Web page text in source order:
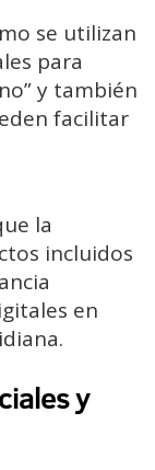
se utilizan
para
y también
facilitar
la
incluidos
en
y